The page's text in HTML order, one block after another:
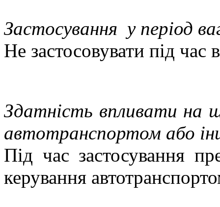
Застосування у період
Не застосовувати під час
Здатність впливати на
автотранспортом або
Під час застосування
керування